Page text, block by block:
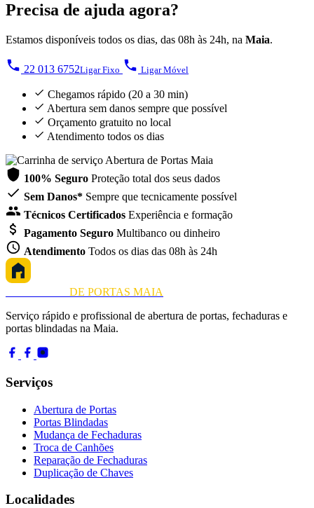
Precisa de ajuda agora?
Estamos disponíveis todos os dias, das 08h às 24h, na Maia.
22 013 6752Ligar Fixo Ligar Móvel
Chegamos rápido (20 a 30 min)
Abertura sem danos sempre que possível
Orçamento gratuito no local
Atendimento todos os dias
100% Seguro Proteção total dos seus dados
Sem Danos* Sempre que tecnicamente possível
Técnicos Certificados Experiência e formação
Pagamento Seguro Multibanco ou dinheiro
Atendimento Todos os dias das 08h às 24h
DE PORTAS MAIA
Serviço rápido e profissional de abertura de portas, fechaduras e
portas blindadas na Maia.
Serviços
Abertura de Portas
Portas Blindadas
Mudança de Fechaduras
Troca de Canhões
Reparação de Fechaduras
Duplicação de Chaves
Localidades